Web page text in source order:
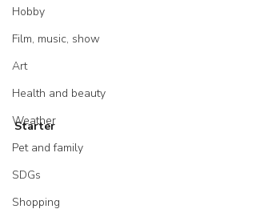
Hobby
Film, music, show
Art
Health and beauty
Weather
Pet and family
SDGs
Shopping
Starter